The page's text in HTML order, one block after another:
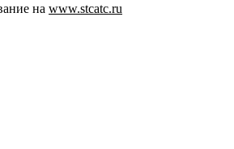
на www.stcatc.ru